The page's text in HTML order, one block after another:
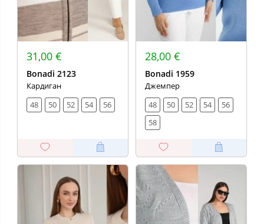
31,00 €
Bonadi 2123
Кардиган
48
50 52 54 56
28,00 €
Bonadi 1959
Джемпер
48
50 52 54
56
58